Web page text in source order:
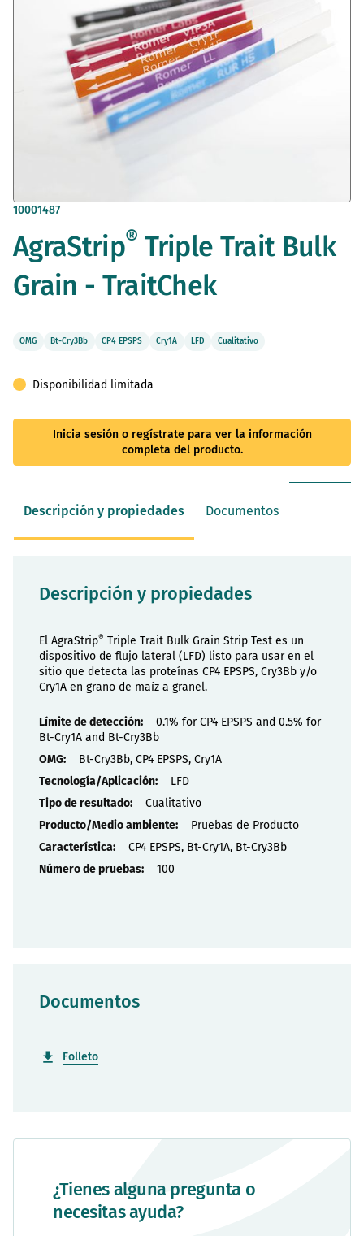
Saltar
comienzo
de
galería
10001487
AgraStrip® Triple Trait Bulk
Grain - TraitChek
OMG Bt-Cry3Bb CP4 EPSPS Cry1A LFD Cualitativo
Disponibilidad limitada
Inicia sesión o regístrate para ver la información
completa del producto.
¿Tienes alguna pregunta o
necesitas ayuda?
Descripción y propiedades Documentos
Descripción y propiedades
El AgraStrip® Triple Trait Bulk Grain Strip Test es un
dispositivo de flujo lateral (LFD) listo para usar en el
sitio que detecta las proteínas CP4 EPSPS, Cry3Bb y/o
Cry1A en grano de maíz a granel.
Propiedades
0.1% for CP4 EPSPS and 0.5% for
Bt-Cry1A and Bt-Cry3Bb
Bt-Cry3Bb, CP4 EPSPS, Cry1A
LFD
Cualitativo
Pruebas de Producto
CP4 EPSPS, Bt-Cry1A, Bt-Cry3Bb
100
Documentos
Folleto